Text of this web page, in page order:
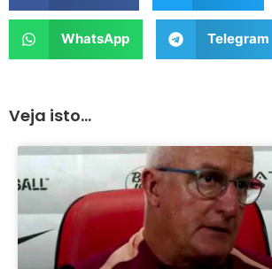
WhatsApp Telegram
Veja isto...